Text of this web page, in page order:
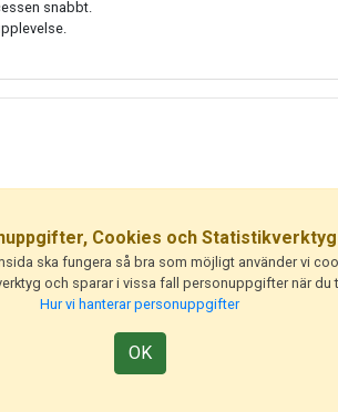
snabbt.
Cookies och Statistikverktyg
ska fungera så bra som möjligt använder vi
och sparar i vissa fall personuppgifter när du
Hur vi hanterar personuppgifter
OK